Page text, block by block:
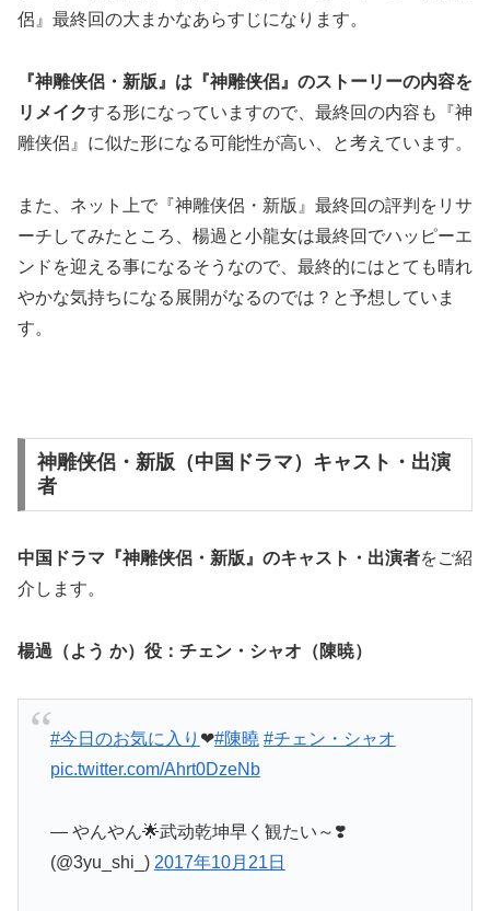
侶』最終回の大まかなあらすじになります。
『神雕侠侶・新版』は『神雕侠侶』のストーリーの内容を
リメイクする形になっていますので、最終回の内容も『神
雕侠侶』に似た形になる可能性が高い、と考えています。
また、ネット上で『神雕侠侶・新版』最終回の評判をリサ
ーチしてみたところ、楊過と小龍女は最終回でハッピーエ
ンドを迎える事になるそうなので、最終的にはとても晴れ
やかな気持ちになる展開がなるのでは？と予想していま
す。
神雕侠侶・新版（中国ドラマ）キャスト・出演
者
中国ドラマ『神雕侠侶・新版』のキャスト・出演者をご紹
介します。
楊過（よう か）役：チェン・シャオ（陳暁）
#今日のお気に入り ❤#陳曉 #チェン・シャオ
pic.twitter.com/Ahrt0DzeNb
— やんやん🌟武动乾坤早く観たい～❣️
(@3yu_shi_) 2017年10月21日